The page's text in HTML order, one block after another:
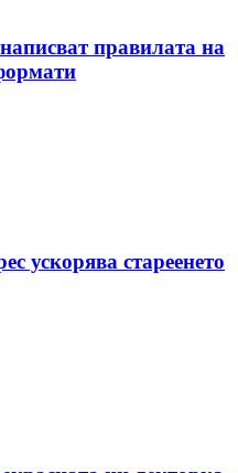
правилата на
ускорява стареенето